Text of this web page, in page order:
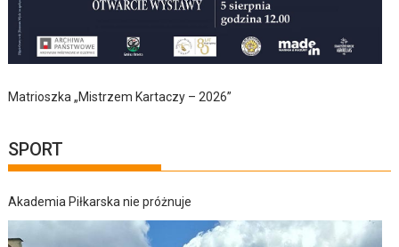
Matrioszka „Mistrzem Kartaczy – 2026”
SPORT
Akademia Piłkarska nie próżnuje